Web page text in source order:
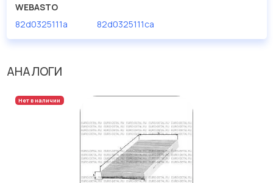
WEBASTO
82d0325111a
82d0325111ca
АНАЛОГИ
Нет в наличии